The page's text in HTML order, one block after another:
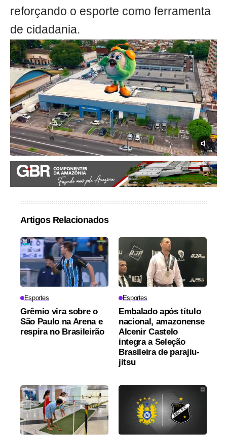
reforçando o esporte como ferramenta
de cidadania.
Artigos Relacionados
Esportes
Grêmio vira sobre o
São Paulo na Arena e
respira no Brasileirão
Esportes
Embalado após título
nacional, amazonense
Alcenir Castelo
integra a Seleção
Brasileira de parajiu-
jitsu